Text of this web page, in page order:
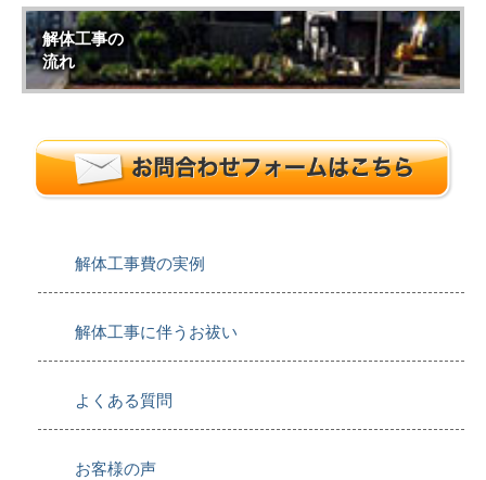
解体工事の
流れ
解体工事費の実例
解体工事に伴うお祓い
よくある質問
お客様の声